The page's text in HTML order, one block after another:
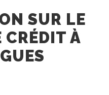
SUR LE
CRÉDIT À